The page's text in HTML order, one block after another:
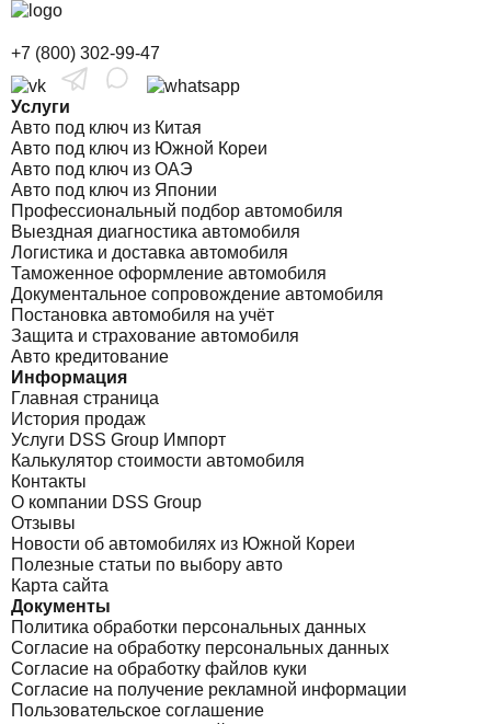
+7 (800) 302-99-47
Услуги
Авто под ключ из Китая
Авто под ключ из Южной Кореи
Авто под ключ из ОАЭ
Авто под ключ из Японии
Профессиональный подбор автомобиля
Выездная диагностика автомобиля
Логистика и доставка автомобиля
Таможенное оформление автомобиля
Документальное сопровождение автомобиля
Постановка автомобиля на учёт
Защита и страхование автомобиля
Авто кредитование
Информация
Главная страница
История продаж
Услуги DSS Group Импорт
Калькулятор стоимости автомобиля
Контакты
О компании DSS Group
Отзывы
Новости об автомобилях из Южной Кореи
Полезные статьи по выбору авто
Карта сайта
Документы
Политика обработки персональных данных
Согласие на обработку персональных данных
Согласие на обработку файлов куки
Согласие на получение рекламной информации
Пользовательское соглашение